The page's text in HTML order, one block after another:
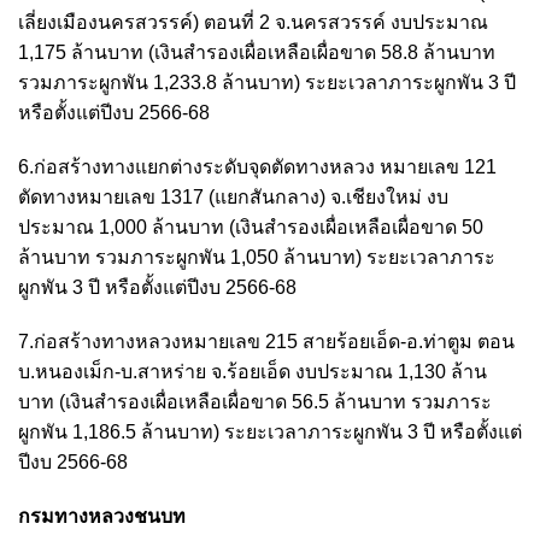
เลี่ยงเมืองนครสวรรค์) ตอนที่ 2 จ.นครสวรรค์ งบประมาณ
1,175 ล้านบาท (เงินสำรองเผื่อเหลือเผื่อขาด 58.8 ล้านบาท
รวมภาระผูกพัน 1,233.8 ล้านบาท) ระยะเวลาภาระผูกพัน 3 ปี
หรือตั้งแต่ปีงบ 2566-68
6.ก่อสร้างทางแยกต่างระดับจุดตัดทางหลวง หมายเลข 121
ตัดทางหมายเลข 1317 (แยกสันกลาง) จ.เชียงใหม่ งบ
ประมาณ 1,000 ล้านบาท (เงินสำรองเผื่อเหลือเผื่อขาด 50
ล้านบาท รวมภาระผูกพัน 1,050 ล้านบาท) ระยะเวลาภาระ
ผูกพัน 3 ปี หรือตั้งแต่ปีงบ 2566-68
7.ก่อสร้างทางหลวงหมายเลข 215 สายร้อยเอ็ด-อ.ท่าตูม ตอน
บ.หนองเม็ก-บ.สาหร่าย จ.ร้อยเอ็ด งบประมาณ 1,130 ล้าน
บาท (เงินสำรองเผื่อเหลือเผื่อขาด 56.5 ล้านบาท รวมภาระ
ผูกพัน 1,186.5 ล้านบาท) ระยะเวลาภาระผูกพัน 3 ปี หรือตั้งแต่
ปีงบ 2566-68
กรมทางหลวงชนบท